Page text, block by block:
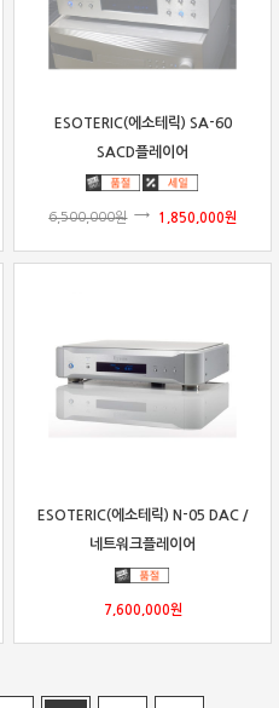
ESOTERIC(에소테릭) SA-60
SACD플레이어
6,500,000원 1,850,000원
ESOTERIC(에소테릭) N-05 DAC /
네트워크플레이어
7,600,000원